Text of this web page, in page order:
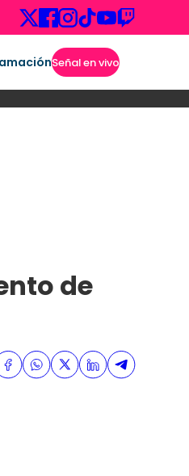
Señal en vivo
de